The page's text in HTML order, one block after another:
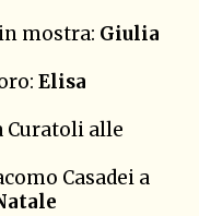
mostra: Giulia
Elisa
Curatoli alle
Casadei a